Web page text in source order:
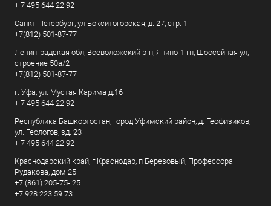
+ 7 495 644 22 92
Санкт-Петербург, ул Бокситогорская, д. 27, стр. 1
+7(812) 501-87-77
Ленинградская обл, Всеволожский р-н, Янино-1 гп, Шоссейная ул,
строение 50а/2
+7(812) 501-87-77
г. Уфа, ул. Мустая Карима д.16
+ 7 495 644 22 92
Республика Башкортостан, город Уфимский район, д. Геофизиков,
ул. Геологов, зд. 23
+ 7 495 644 22 92
Краснодарский край, г Краснодар, п Березовый, Профессора
Рудакова, дом 25
+7 (861) 205-75- 25
+7 928 223 59 73